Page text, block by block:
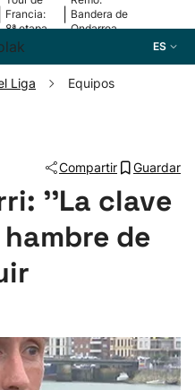
Francia:
8ª etapa
Bandera de
Ondarroa
ES
Liga Equipos
Compartir Guardar
''La clave
de